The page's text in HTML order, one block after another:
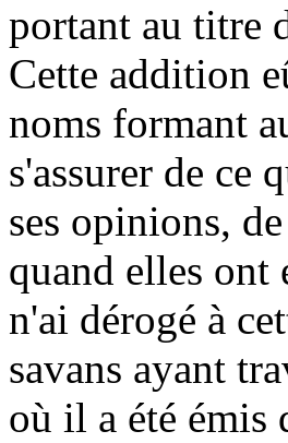
portant au titre
Cette addition
noms formant
s'assurer de ce
ses opinions,
quand elles ont
n'ai dérogé à
savans ayant
où il a été émis